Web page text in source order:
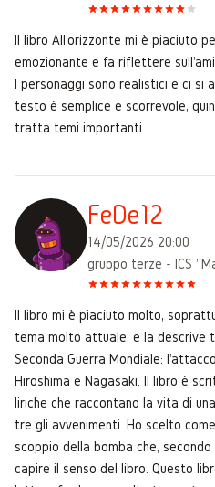
Il libro All'orizzonte mi è piaciuto
emozionante e fa riflettere
I personaggi sono realistici e ci si
testo è semplice e scorrevole,
tratta temi importanti
FeDe12
14/05/2026 20:00
gruppo terze - ICS
Il libro mi è piaciuto molto,
tema molto attuale, e la descrive
Seconda Guerra Mondiale:
Hiroshima e Nagasaki. Il libro è
liriche che raccontano la vita di
tre gli avvenimenti. Ho scelto
scoppio della bomba che,
capire il senso del libro. Questo